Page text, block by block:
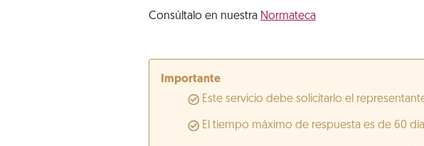
Consúltalo en nuestra Normateca
Importante
Este servicio debe solicitarlo el
El tiempo máximo de respuesta es de 60